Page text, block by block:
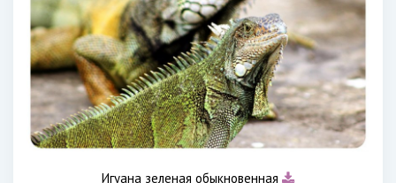
Игуана зеленая обыкновенная